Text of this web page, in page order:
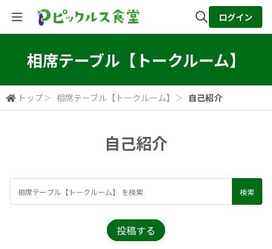
ログイン
相席テーブル【トークルーム】
トップ＞ 相席テーブル【トークルーム】 ＞ 自己紹介
自己紹介
投稿する